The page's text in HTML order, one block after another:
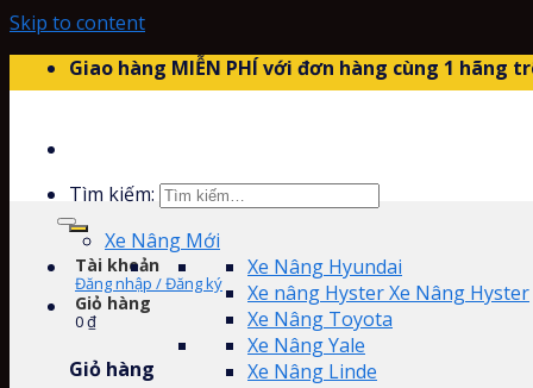
Skip to content
Giao hàng MIỄN PHÍ với đơn hàng cùng 1 hãng
Tìm kiếm:
Tài khoản
Đăng nhập / Đăng ký
Giỏ hàng
0₫
Giỏ hàng
Xe Nâng Mới
Xe Nâng Hyundai
Xe nâng Hyster Xe Nâng Hyster
Xe Nâng Toyota
Xe Nâng Yale
Xe Nâng Linde